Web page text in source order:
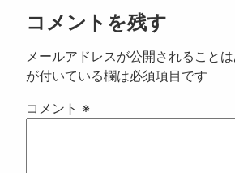
コメントを残す
メールアドレスが公開されることは
が付いている欄は必須項目です
コメント ※